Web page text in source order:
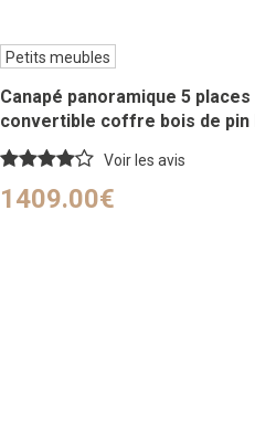
Petits meubles
Canapé panoramique 5 places
convertible coffre bois de pin
Voir les avis
1409.00€